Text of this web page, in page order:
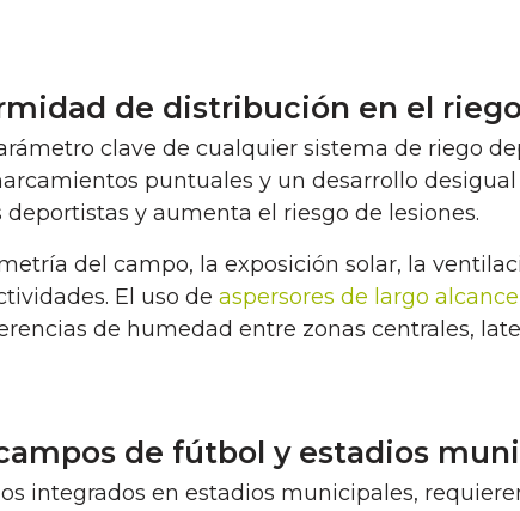
de distribución en el
clave de cualquier sistema de riego
puntuales y un desarrollo
y aumenta el riesgo de lesiones.
del campo, la exposición solar, la
El uso de aspersores de largo alcance
de humedad entre zonas centrales,
de fútbol y estadios
integrados en estadios municipales,